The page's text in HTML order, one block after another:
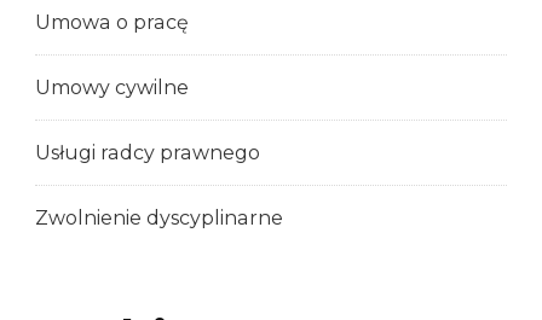
Umowa o pracę
Umowy cywilne
Usługi radcy prawnego
Zwolnienie dyscyplinarne